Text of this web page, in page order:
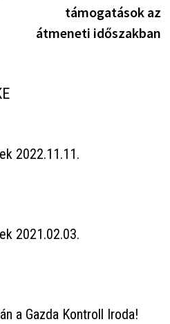
támogatások az
átmeneti időszakban
2022.11.11.
2021.02.03.
a Gazda Kontroll Iroda!